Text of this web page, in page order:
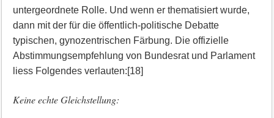
untergeordnete Rolle. Und wenn er thematisiert wurde,
dann mit der für die öffentlich-politische Debatte
typischen, gynozentrischen Färbung. Die offizielle
Abstimmungsempfehlung von Bundesrat und Parlament
liess Folgendes verlauten:[18]
Keine echte Gleichstellung: